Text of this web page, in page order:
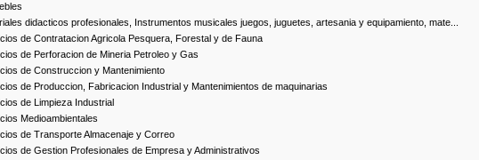
didacticos profesionales, Instrumentos musicales juegos, juguetes, artesania y equipamiento, mate...
de Contratacion Agricola Pesquera, Forestal y de Fauna
de Perforacion de Mineria Petroleo y Gas
de Construccion y Mantenimiento
de Produccion, Fabricacion Industrial y Mantenimientos de maquinarias
de Limpieza Industrial
Medioambientales
de Transporte Almacenaje y Correo
de Gestion Profesionales de Empresa y Administrativos